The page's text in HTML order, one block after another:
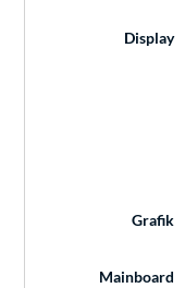
Display
Grafik
Mainboard